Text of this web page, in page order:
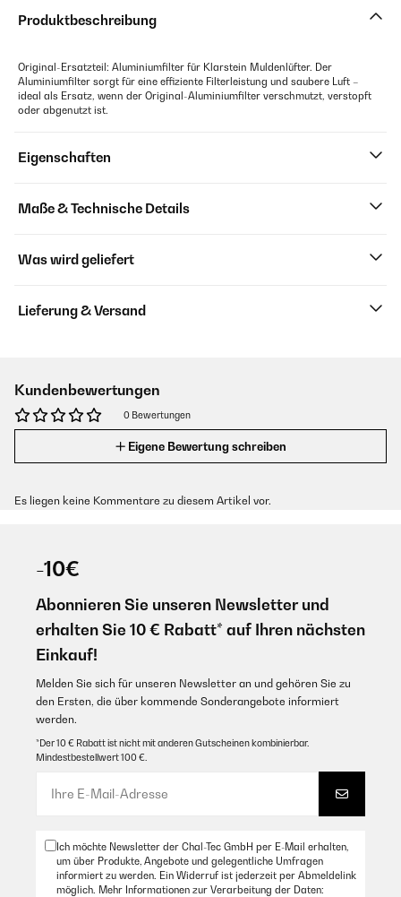
Produktbeschreibung
Original-Ersatzteil: Aluminiumfilter für Klarstein Muldenlüfter. Der
Aluminiumfilter sorgt für eine effiziente Filterleistung und saubere Luft –
ideal als Ersatz, wenn der Original-Aluminiumfilter verschmutzt, verstopft
oder abgenutzt ist.
Eigenschaften
Maße & Technische Details
Was wird geliefert
Lieferung & Versand
Kundenbewertungen
0 Bewertungen
Eigene Bewertung schreiben
Es liegen keine Kommentare zu diesem Artikel vor.
-10€
Abonnieren Sie unseren Newsletter und
erhalten Sie 10 € Rabatt* auf Ihren nächsten
Einkauf!
Melden Sie sich für unseren Newsletter an und gehören Sie zu
den Ersten, die über kommende Sonderangebote informiert
werden.
*Der 10 € Rabatt ist nicht mit anderen Gutscheinen kombinierbar.
Mindestbestellwert 100 €.
Ich möchte Newsletter der Chal-Tec GmbH per E-Mail erhalten,
um über Produkte, Angebote und gelegentliche Umfragen
informiert zu werden. Ein Widerruf ist jederzeit per Abmeldelink
möglich. Mehr Informationen zur Verarbeitung der Daten: